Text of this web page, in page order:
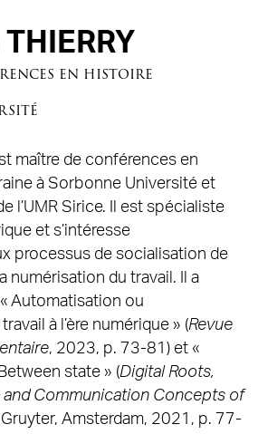
en histoire
maître de conférences en
à Sorbonne Université et
l’UMR Sirice. Il est spécialiste
et s’intéresse
processus de socialisation de
numérisation du travail. Il a
Automatisation ou
à l’ère numérique » (Revue
, 2023, p. 73-81) et «
state » (Digital Roots,
and Communication Concepts of
Amsterdam, 2021, p. 77-